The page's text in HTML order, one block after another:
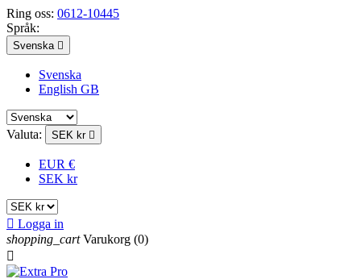
Ring oss: 0612-10445
Språk:
Svenska 
Svenska
English GB
Valuta: SEK kr 
EUR €
SEK kr
 Logga in
shopping_cart Varukorg (0)
